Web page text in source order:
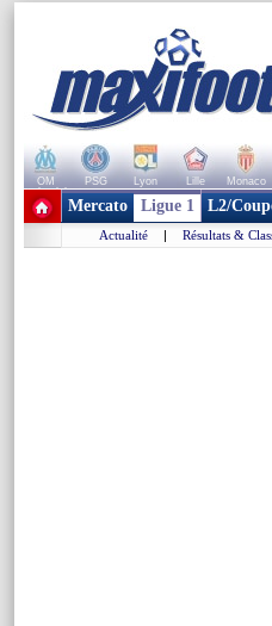
OM PSG Lyon Lille Monaco
+ de clubs
Mercato Ligue 1 L2/
Actualité | Résultats &